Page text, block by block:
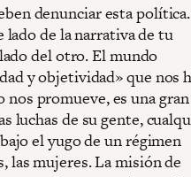
denunciar esta
lado de la narrativa de tu
del otro. El mundo
y objetividad» que nos
nos promueve, es una gran
luchas de su gente,
el yugo de un régimen
las mujeres. La misión de